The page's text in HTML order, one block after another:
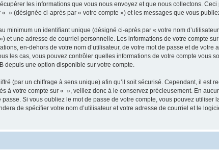
les informations que vous nous envoyez et que nous collectons.
« » (désignée ci-après par « votre compte ») et les messages que vous
minimum un identifiant unique (désigné ci-après par « votre nom
et une adresse de courriel personnelle. Les informations de votre compte
en-dehors de votre nom d’utilisateur, de votre mot de passe et de
les cas, vous pouvez contrôler quelles informations de votre compte
depuis une option disponible sur votre compte.
(par un chiffrage à sens unique) afin qu’il soit sécurisé. Cependant, il
à votre compte sur « », veillez donc à le conservez précieusement. En
passe. Si vous oubliez le mot de passe de votre compte, vous pouvez
de spécifier votre nom d’utilisateur et votre adresse de courriel et le